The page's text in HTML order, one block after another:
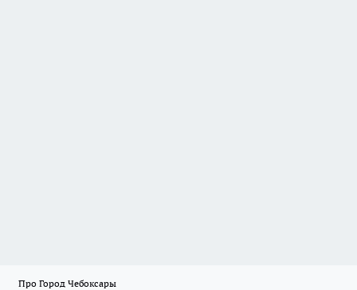
Про Город Чебоксары